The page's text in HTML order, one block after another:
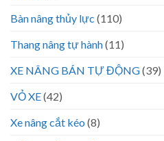
Bàn nâng thủy lực (110)
Thang nâng tự hành(11)
XE NÂNG BÁN TỰ ĐỘNG(39)
VỎ XE(42)
Xe nâng cắt kéo (8)